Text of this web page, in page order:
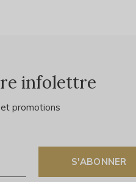
infolettre
promotions
S'ABONNER